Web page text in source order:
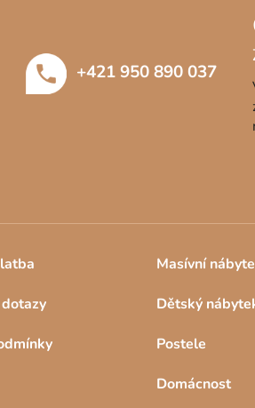
+421 950 890 037
Masívní
Dětský
Postele
Domácnost